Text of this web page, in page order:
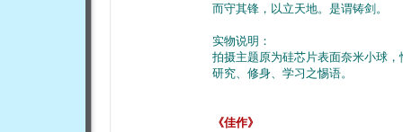
而守其锋，以立天地。是谓铸剑。
实物说明：
拍摄主题原为硅芯片表面奈米小球
研究、修身、学习之惕语。
《佳作》